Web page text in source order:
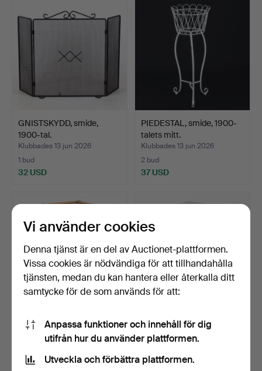
GNISTSKYDD, smide,
1900-tal.
Klubbades 13 jun 2026
1 bud
32 USD
PIEDESTAL, smide, 1900-
talets mitt.
Klubbades 13 jun 2026
2 bud
37 USD
PIEDESTAL, bambu,
rotting, 1900-tal.
Klubbades 13 jun 2026
1 bud
PIDESTAL, med stenskiva,
Klubbades 12 jun 2026
1 bud
Vi använder cookies
Denna tjänst är en del av Auctionet-plattformen.
Vissa cookies är nödvändiga för att tillhandahålla
tjänsten, medan du kan hantera eller återkalla ditt
samtycke för de som används för att:
Anpassa funktioner och innehåll för dig
utifrån hur du använder plattformen.
Utveckla och förbättra plattformen.